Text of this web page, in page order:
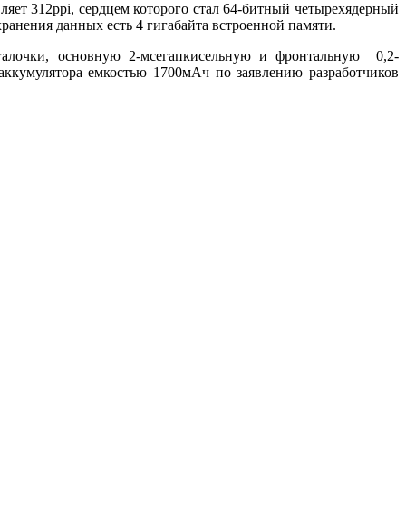
312ppi, сердцем которого стал 64-битный четырехядерный
данных есть 4 гигабайта встроенной памяти.
основную 2-мсегапкисельную и фронтальную 0,2-
емкостью 1700мАч по заявлению разработчиков